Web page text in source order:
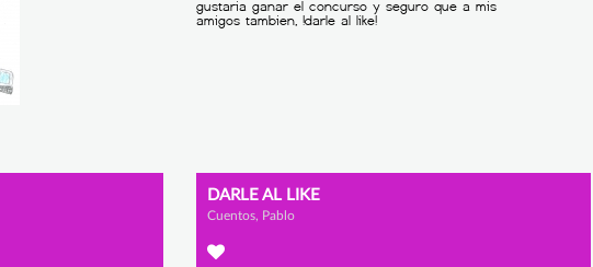
DARLE AL LIKE
Cuentos, Pablo